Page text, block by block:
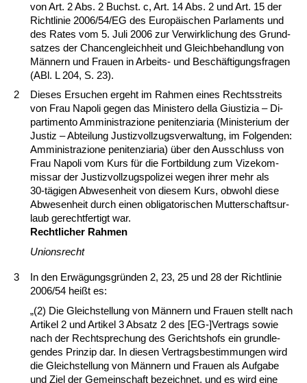
von Art. 2 Abs. 2 Buchst. c, Art. 14 Abs. 2 und Art. 15 der
Richt­li­nie 2006/54/EG des Eu­ropäischen Par­la­ments und
des Ra­tes vom 5. Ju­li 2006 zur Ver­wirk­li­chung des Grund­
sat­zes der Chan­cen­gleich­heit und Gleich­be­hand­lung von
Männern und Frau­en in Ar­beits- und Beschäfti­gungs­fra­gen
(ABl. L 204, S. 23).
2
Die­ses Er­su­chen er­geht im Rah­men ei­nes Rechts­streits
von Frau Na­po­li ge­gen das Mi­nis­te­ro del­la Gius­ti­zia – Di­
par­ti­men­to Ammi­nis­tra­zio­ne pe­ni­ten­zi­a­ria (Mi­nis­te­ri­um der
Jus­tiz – Ab­tei­lung Jus­tiz­voll­zugs­ver­wal­tung, im Fol­gen­den:
Ammi­nis­tra­zio­ne pe­ni­ten­zi­a­ria) über den Aus­schluss von
Frau Na­po­li vom Kurs für die Fort­bil­dung zum Vi­ze­kom­
mis­sar der Jus­tiz­voll­zugs­po­li­zei we­gen ih­rer mehr als
30‑tägi­gen Ab­we­sen­heit von die­sem Kurs, ob­wohl die­se
Ab­we­sen­heit durch ei­nen ob­li­ga­to­ri­schen Mut­ter­schafts­ur­
laub ge­recht­fer­tigt war.
Recht­li­cher Rah­men
Uni­ons­recht
3
In den Erwägungs­gründen 2, 23, 25 und 28 der Richt­li­nie
2006/54 heißt es:
„(2) Die Gleich­stel­lung von Männern und Frau­en stellt nach
Ar­ti­kel 2 und Ar­ti­kel 3 Ab­satz 2 des [EG-]Ver­trags so­wie
nach der Recht­spre­chung des Ge­richts­hofs ein grund­le­
gen­des Prin­zip dar. In die­sen Ver­trags­be­stim­mun­gen wird
die Gleich­stel­lung von Männern und Frau­en als Auf­ga­be
und Ziel der Ge­mein­schaft be­zeich­net, und es wird ei­ne